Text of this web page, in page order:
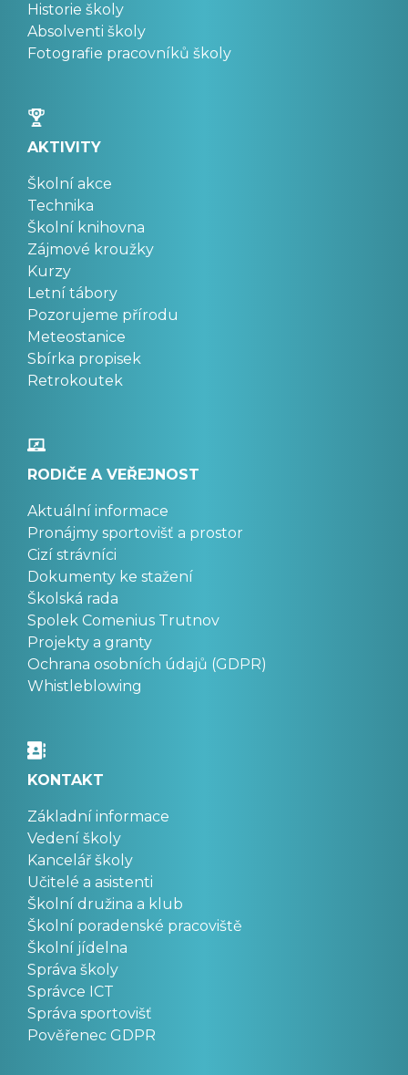
Historie školy
Absolventi školy
Fotografie pracovníků školy
AKTIVITY
Školní akce
Technika
Školní knihovna
Zájmové kroužky
Kurzy
Letní tábory
Pozorujeme přírodu
Meteostanice
Sbírka propisek
Retrokoutek
RODIČE A VEŘEJNOST
Aktuální informace
Pronájmy sportovišť a prostor
Cizí strávníci
Dokumenty ke stažení
Školská rada
Spolek Comenius Trutnov
Projekty a granty
Ochrana osobních údajů (GDPR)
Whistleblowing
KONTAKT
Základní informace
Vedení školy
Kancelář školy
Učitelé a asistenti
Školní družina a klub
Školní poradenské pracoviště
Školní jídelna
Správa školy
Správce ICT
Správa sportovišť
Pověřenec GDPR